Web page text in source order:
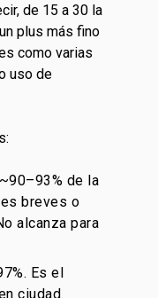
de 15 a 30 la
plus más fino
como varias
uso de
de la
breves o
alcanza para
Es el
ciudad.